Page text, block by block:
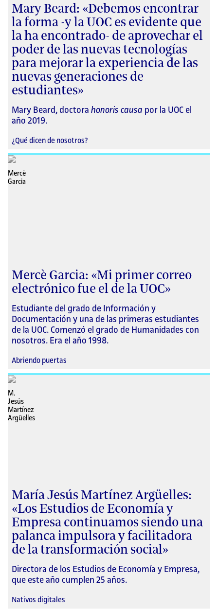
Mary Beard: «Debemos encontrar
la forma -y la UOC es evidente que
la ha encontrado- de aprovechar el
poder de las nuevas tecnologías
para mejorar la experiencia de las
nuevas generaciones de
estudiantes»
Mary Beard, doctora honoris causa por la UOC el
año 2019.
¿Qué dicen de nosotros?
Mercè Garcia: «Mi primer correo
electrónico fue el de la UOC»
Estudiante del grado de Información y
Documentación y una de las primeras estudiantes
de la UOC. Comenzó el grado de Humanidades con
nosotros. Era el año 1998.
Abriendo puertas
María Jesús Martínez Argüelles:
«Los Estudios de Economía y
Empresa continuamos siendo una
palanca impulsora y facilitadora
de la transformación social»
Directora de los Estudios de Economía y Empresa,
que este año cumplen 25 años.
Nativos digitales